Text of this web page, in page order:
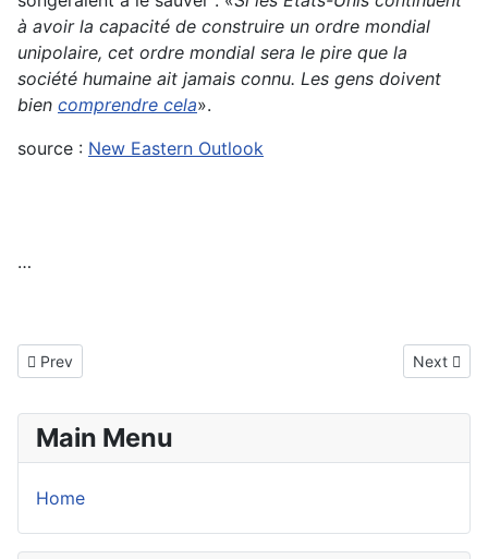
à avoir la capacité de construire un ordre mondial
unipolaire, cet ordre mondial sera le pire que la
société humaine ait jamais connu. Les gens doivent
bien comprendre cela».
source : New Eastern Outlook
…
Previous article: Israël, un projet devenu impossible
Prev Next
Next
Main Menu
Home